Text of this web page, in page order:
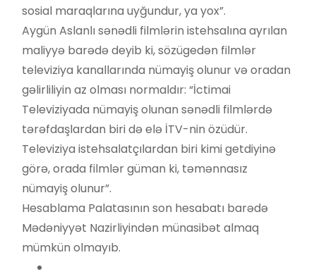
sosial maraqlarına uyğundur, ya yox”.
Aygün Aslanlı sənədli filmlərin istehsalına ayrılan
maliyyə barədə deyib ki, sözügedən filmlər
televiziya kanallarında nümayiş olunur və oradan
gəlirliliyin az olması normaldır: “İctimai
Televiziyada nümayiş olunan sənədli filmlərdə
tərəfdaşlardan biri də elə İTV-nin özüdür.
Televiziya istehsalatçılardan biri kimi getdiyinə
görə, orada filmlər güman ki, təmənnasız
nümayiş olunur”.
Hesablama Palatasının son hesabatı barədə
Mədəniyyət Nazirliyindən münasibət almaq
mümkün olmayıb.